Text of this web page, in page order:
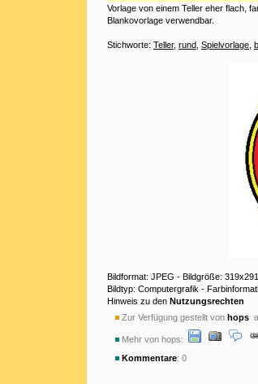
Vorlage von einem Teller eher flach,
Blankovorlage verwendbar.
Stichworte: Teller, rund Spielvorlage
Bildformat: JPEG - Bildgröße: 319x291
Bildtyp: Computergrafik -
Hinweis zu den Nutzungsrechten
Zur Verfügung gestellt von hops
Mehr von hops:
Kommentare: 0